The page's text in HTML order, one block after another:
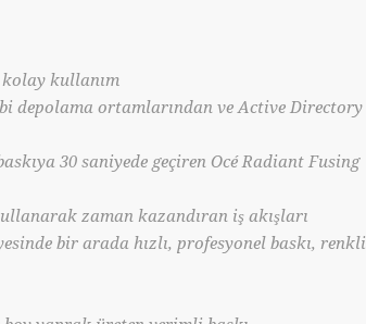
kolay kullanım
depolama ortamlarından ve Active Directory
30 saniyede geçiren Océ Radiant Fusing
zaman kazandıran iş akışları
bir arada hızlı, profesyonel baskı, renkli